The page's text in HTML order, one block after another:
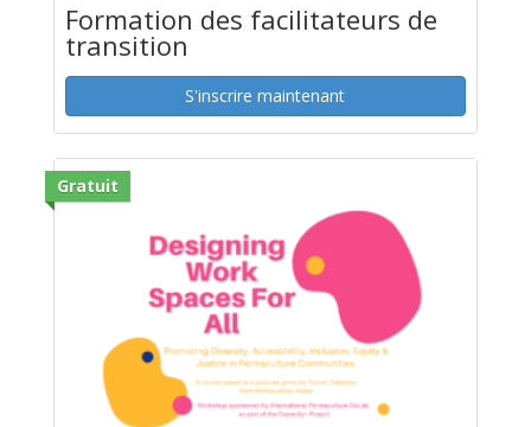
Formation des facilitateurs de
transition
S'inscrire maintenant
Gratuit